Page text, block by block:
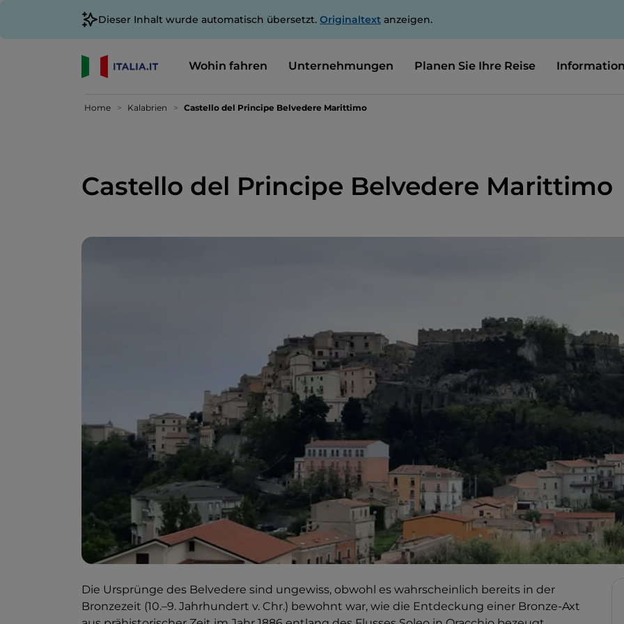
Dieser Inhalt wurde automatisch übersetzt. Originaltext anzeigen.
Wohin fahren Unternehmungen Planen Sie Ihre Reise
Home Kalabrien Castello del Principe Belvedere Marittimo
Castello del Principe Belvedere Marittimo
Die Ursprünge des Belvedere sind ungewiss, obwohl es wahrscheinlich bereits in der
Bronzezeit (10.–9. Jahrhundert v. Chr.) bewohnt war, wie die Entdeckung einer Bronze-Axt